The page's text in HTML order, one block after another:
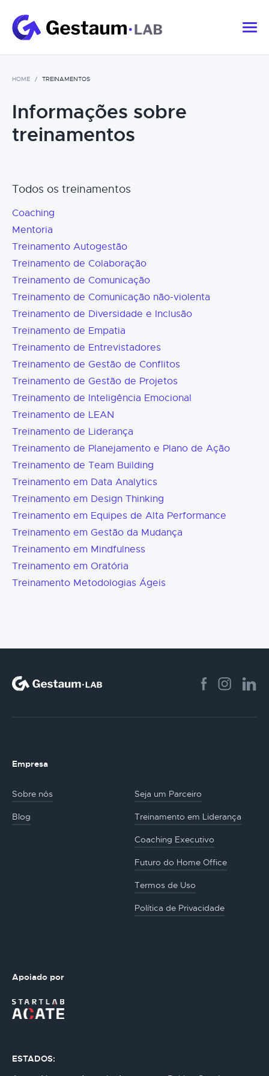
HOME TREINAMENTOS
Informações sobre
treinamentos
Todos os treinamentos
Coaching
Mentoria
Treinamento Autogestão
Treinamento de Colaboração
Treinamento de Comunicação
Treinamento de Comunicação não-violenta
Treinamento de Diversidade e Inclusão
Treinamento de Empatia
Treinamento de Entrevistadores
Treinamento de Gestão de Conflitos
Treinamento de Gestão de Projetos
Treinamento de Inteligência Emocional
Treinamento de LEAN
Treinamento de Liderança
Treinamento de Planejamento e Plano de Ação
Treinamento de Team Building
Treinamento em Data Analytics
Treinamento em Design Thinking
Treinamento em Equipes de Alta Performance
Treinamento em Gestão da Mudança
Treinamento em Mindfulness
Treinamento em Oratória
Treinamento Metodologias Ágeis
Empresa
Sobre nós Seja um Parceiro
Blog Treinamento em Liderança
Coaching Executivo
Futuro do Home Office
Termos de Uso
Política de Privacidade
Apoiado por
ESTADOS: